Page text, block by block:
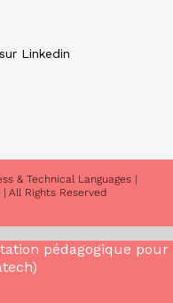
Linkedin
& Technical Languages |
| All Rights Reserved
pédagogique pour